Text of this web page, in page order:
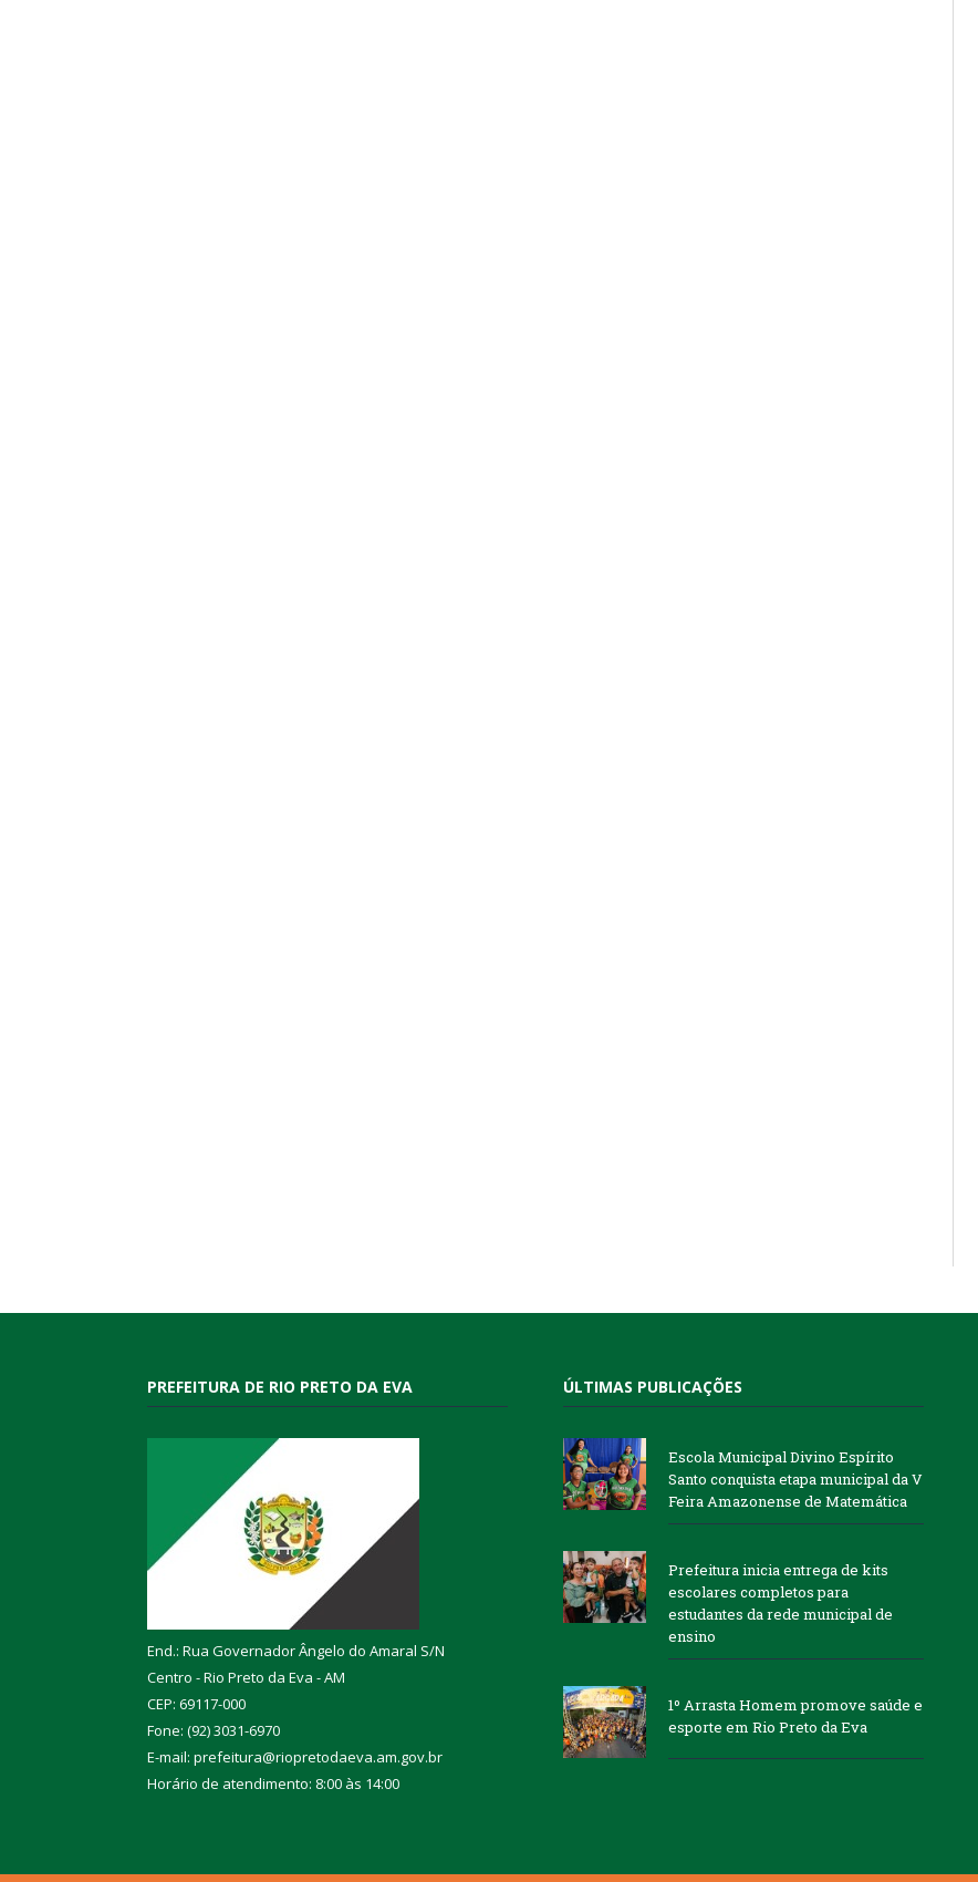
PREFEITURA DE RIO PRETO DA EVA
End.: Rua Governador Ângelo do Amaral S/N
Centro - Rio Preto da Eva - AM
CEP: 69117-000
Fone: (92) 3031-6970
E-mail: prefeitura@riopretodaeva.am.gov.br
Horário de atendimento: 8:00 às 14:00
ÚLTIMAS PUBLICAÇÕES
Escola Municipal Divino Espírito
Santo conquista etapa municipal da V
Feira Amazonense de Matemática
Prefeitura inicia entrega de kits
escolares completos para
estudantes da rede municipal de
ensino
1º Arrasta Homem promove saúde e
esporte em Rio Preto da Eva